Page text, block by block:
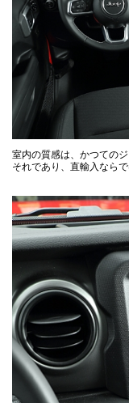
室内の質感は、かつての
それであり、直輸入なら